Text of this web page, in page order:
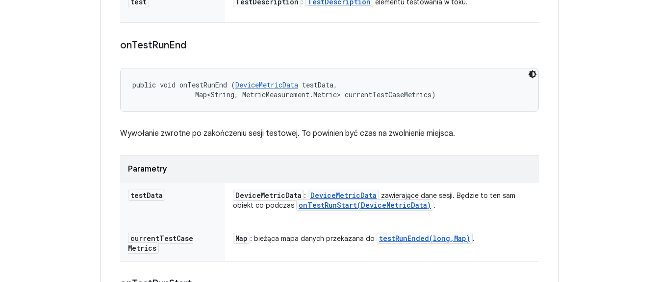
: elementu testowania w toku.
onTestRunEnd
public void onTestRunEnd (DeviceMetricData testData,
                Map<String, MetricMeasurement.Metric> currentTestCaseMetrics)
Wywołanie zwrotne po zakończeniu sesji testowej. To powinien być czas na zwolnienie miejsca.
Parametry
testData DeviceMetricData : DeviceMetricData
zawierające dane sesji. Będzie to ten sam
obiekt co podczas onTestRunStart(DeviceMetricData) .
currentTestCase
Metrics
Map : bieżąca mapa danych przekazana do testRunEnded(long , Map) .